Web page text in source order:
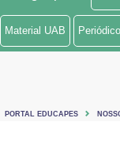
Ministério de Minas e Energia
Material UAB
PORTAL EDUCAPES